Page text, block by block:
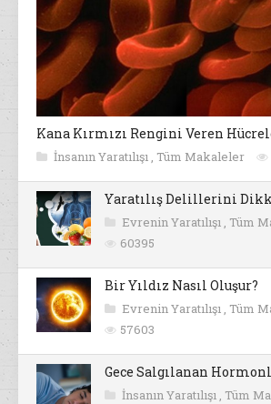
Kana Kırmızı Rengini Veren
İnsanın Yaratılışı Tüm Makaleler
Yaratılış Delillerini
Evrenin Yaratılışı
Tüm
60395
Bir Yıldız Nasıl Oluşur?
Evrenin Yaratılışı
Tüm
57603
Gece Salgılanan
İnsanın Yaratılışı
Tüm